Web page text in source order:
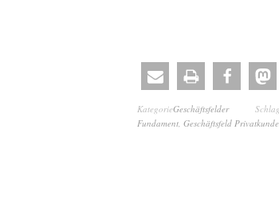
KategorieGeschäftsfelder
Fundament Geschäftsfeld